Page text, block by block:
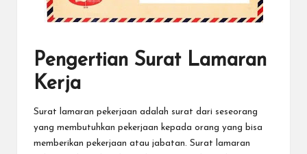
Pengertian Surat Lamaran
Kerja
Surat lamaran pekerjaan adalah surat dari seseorang
yang membutuhkan pekerjaan kepada orang yang bisa
memberikan pekerjaan atau jabatan. Surat lamaran